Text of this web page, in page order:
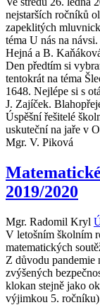
nejstarších ročníků
zapeklitých
téma U nás na
Hejná a B.
Den předtím si
tentokrát na téma
1648. Nejlépe si s
J. Zajíček.
Úspěšní řešitelé
uskuteční na jaře v
Mgr. V. Piková
2019/2020
Mgr. Radomil Kryl
V letošním školním
matematických
Z důvodu
zvýšených
klokan stejně jako
výjimkou 5. ročníku)